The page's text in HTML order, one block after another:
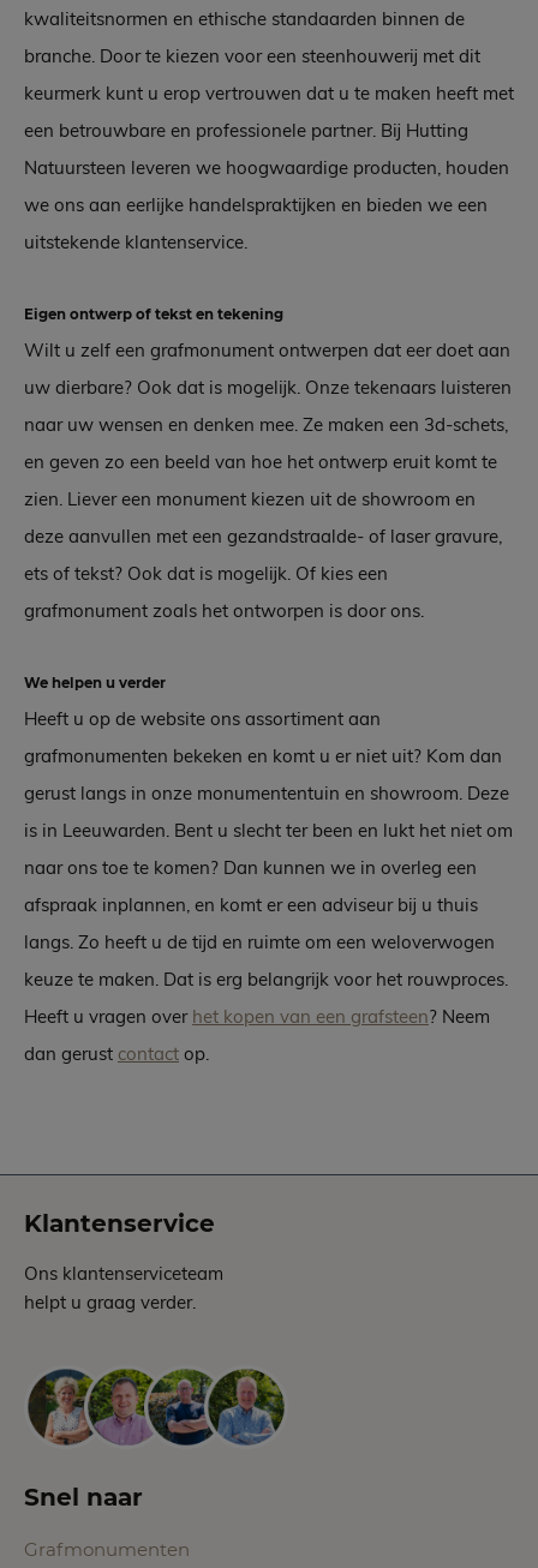
kwaliteitsnormen en ethische standaarden binnen de
branche. Door te kiezen voor een steenhouwerij met dit
keurmerk kunt u erop vertrouwen dat u te maken heeft met
een betrouwbare en professionele partner. Bij Hutting
Natuursteen leveren we hoogwaardige producten, houden
we ons aan eerlijke handelspraktijken en bieden we een
uitstekende klantenservice.
Eigen ontwerp of tekst en tekening
Wilt u zelf een grafmonument ontwerpen dat eer doet aan
uw dierbare? Ook dat is mogelijk. Onze tekenaars luisteren
naar uw wensen en denken mee. Ze maken een 3d-schets,
en geven zo een beeld van hoe het ontwerp eruit komt te
zien. Liever een monument kiezen uit de showroom en
deze aanvullen met een gezandstraalde- of laser gravure,
ets of tekst? Ook dat is mogelijk. Of kies een
grafmonument zoals het ontworpen is door ons.
We helpen u verder
Heeft u op de website ons assortiment aan
grafmonumenten bekeken en komt u er niet uit? Kom dan
gerust langs in onze monumententuin en showroom. Deze
is in Leeuwarden. Bent u slecht ter been en lukt het niet om
naar ons toe te komen? Dan kunnen we in overleg een
afspraak inplannen, en komt er een adviseur bij u thuis
langs. Zo heeft u de tijd en ruimte om een weloverwogen
keuze te maken. Dat is erg belangrijk voor het rouwproces.
Heeft u vragen over het kopen van een grafsteen? Neem
dan gerust contact op.
Klantenservice
Ons klantenserviceteam
helpt u graag verder.
Snel naar
Grafmonumenten